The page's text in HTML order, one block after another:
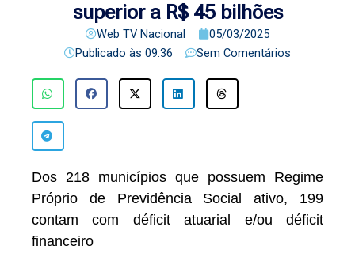
superior a R$ 45 bilhões
Web TV Nacional
05/03/2025
Publicado às 09:36 Sem Comentários
Dos 218 municípios que possuem Regime
Próprio de Previdência Social ativo, 199
contam com déficit atuarial e/ou déficit
financeiro